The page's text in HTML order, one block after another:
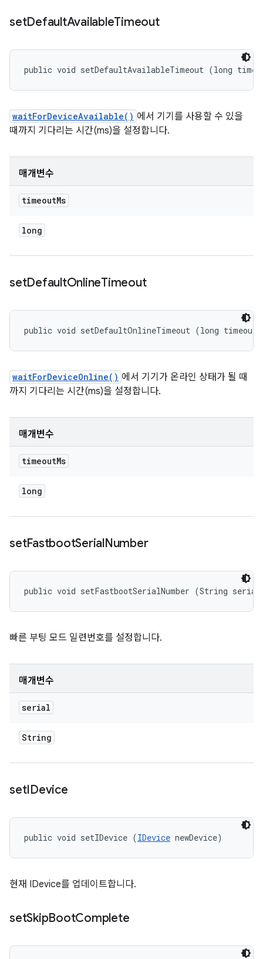
setDefaultAvailableTimeout
public void setDefaultAvailableTimeout (long
waitForDeviceAvailable() 에서 기기를 사용할 수 있을
때까지 기다리는 시간(ms)을 설정합니다.
매개변수
timeoutMs
long
setDefaultOnlineTimeout
public void setDefaultOnlineTimeout (long
waitForDeviceOnline() 에서 기기가 온라인 상태가 될 때
까지 기다리는 시간(ms)을 설정합니다.
매개변수
timeoutMs
long
setFastbootSerialNumber
public void setFastbootSerialNumber (String
빠른 부팅 모드 일련번호를 설정합니다.
매개변수
serial
String
setIDevice
public void setIDevice (IDevice newDevice)
현재 IDevice를 업데이트합니다.
setSkipBootComplete